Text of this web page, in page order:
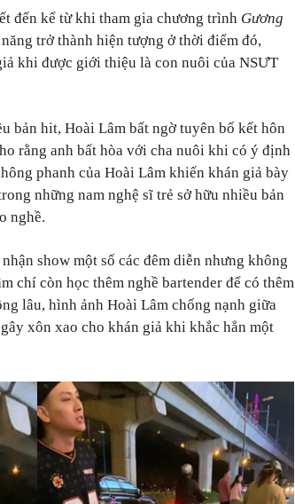
đến kể từ khi tham gia chương trình Gương
trở thành hiện tượng ở thời điểm đó,
khi được giới thiệu là con nuôi của NSƯT
bản hit, Hoài Lâm bất ngờ tuyên bố kết hôn
rằng anh bất hòa với cha nuôi khi có ý định
phanh của Hoài Lâm khiến khán giả bày
những nam nghệ sĩ trẻ sở hữu nhiều bản
nghề.
show một số các đêm diễn nhưng không
chí còn học thêm nghề bartender để có thêm
lâu, hình ảnh Hoài Lâm chống nạnh giữa
xôn xao cho khán giả khi khắc hẳn một